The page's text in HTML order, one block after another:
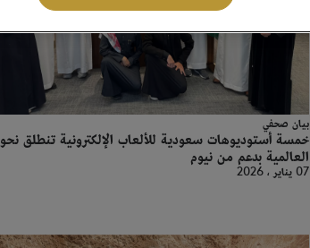
بيان صحفي
خمسة أستوديوهات سعودية للألعاب الإلكترونية تنطلق نحو
العالمية بدعم من نيوم
07 يناير ، 2026